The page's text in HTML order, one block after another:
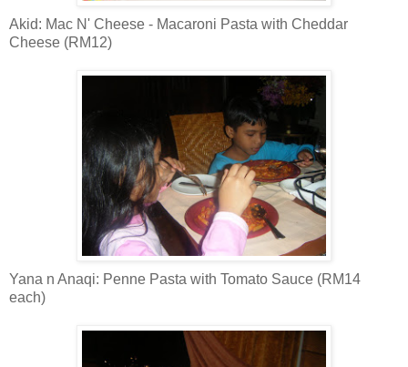
Akid: Mac N' Cheese - Macaroni Pasta with Cheddar
Cheese (RM12)
Yana n Anaqi: Penne Pasta with Tomato Sauce (RM14
each)